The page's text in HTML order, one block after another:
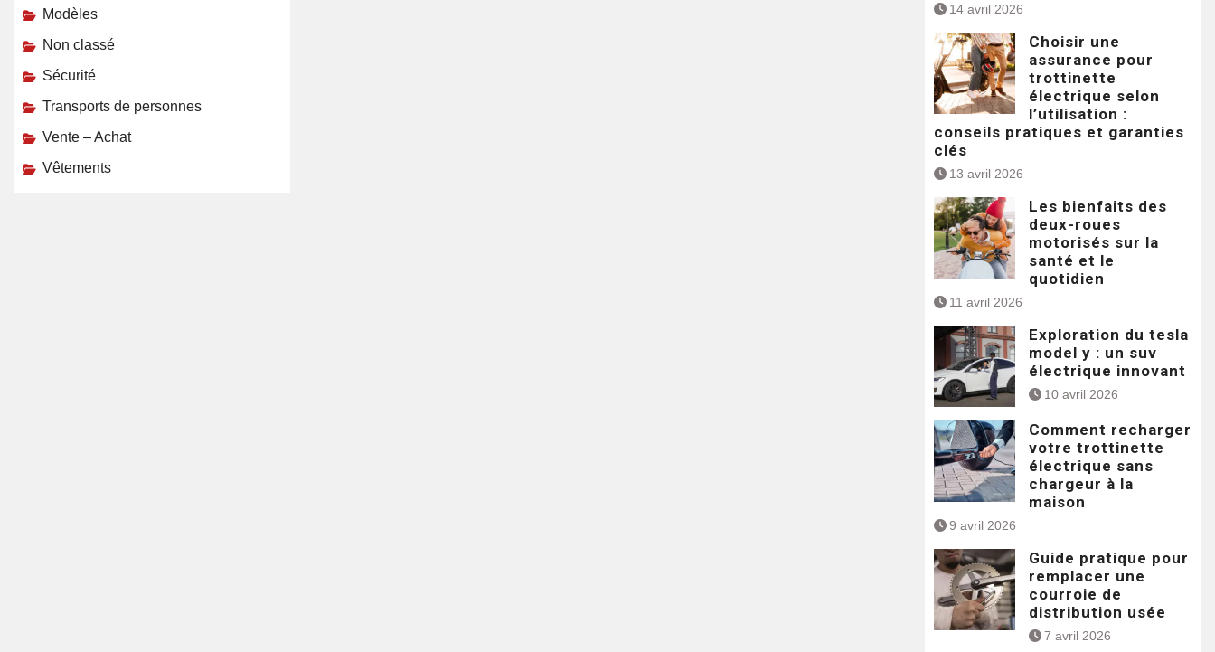
14 avril 2026
Choisir une
assurance pour
trottinette
électrique selon
l’utilisation :
conseils pratiques et garanties
clés
13 avril 2026
Les bienfaits des
deux-roues
motorisés sur la
santé et le
quotidien
11 avril 2026
Exploration du tesla
model y : un suv
électrique innovant
10 avril 2026
Comment recharger
votre trottinette
électrique sans
chargeur à la
maison
9 avril 2026
Guide pratique pour
remplacer une
courroie de
distribution usée
7 avril 2026
Modèles
Non classé
Sécurité
Transports de personnes
Vente – Achat
Vêtements